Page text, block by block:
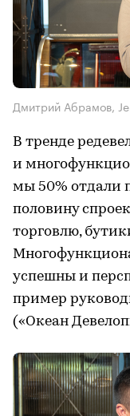
Дмитрий Абрамов,
В тренде
и
мы 50% отдали
половину
торговлю,
успешны и
пример
(«Океан